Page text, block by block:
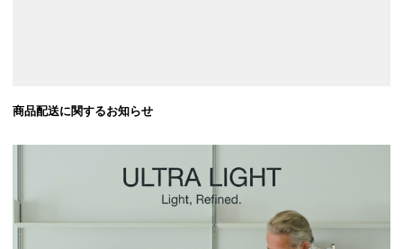
商品配送に関するお知らせ